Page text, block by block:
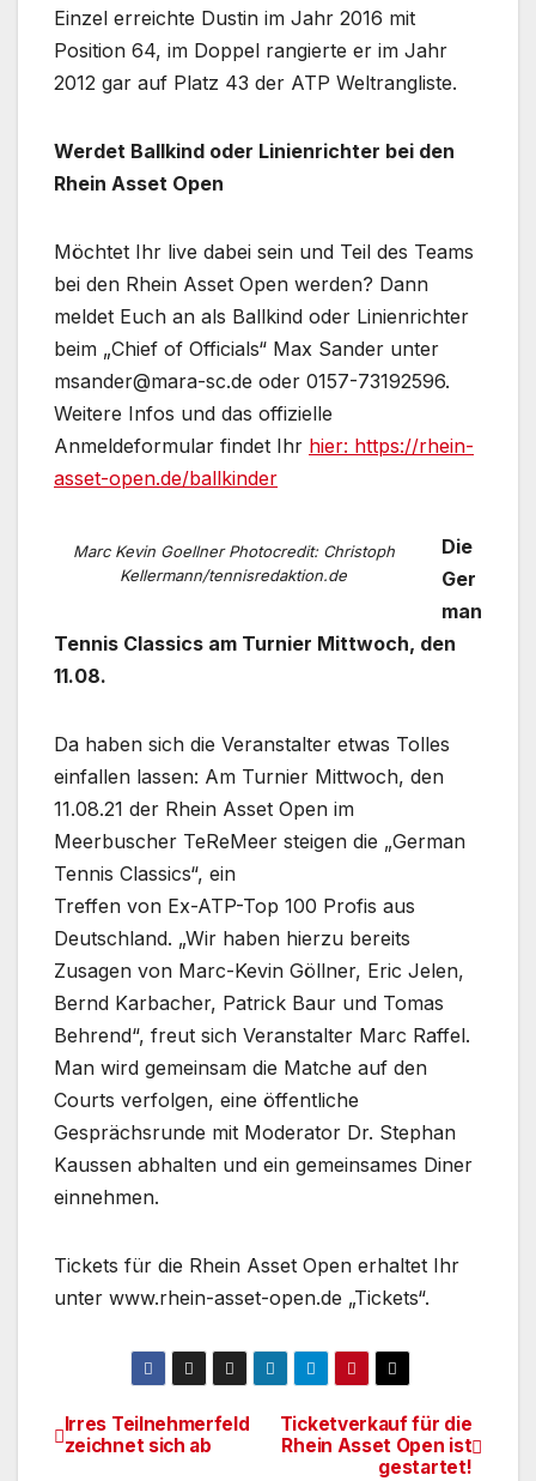
Einzel erreichte Dustin im Jahr 2016 mit
Position 64, im Doppel rangierte er im Jahr
2012 gar auf Platz 43 der ATP Weltrangliste.
Werdet Ballkind oder Linienrichter bei den
Rhein Asset Open
Möchtet Ihr live dabei sein und Teil des Teams
bei den Rhein Asset Open werden? Dann
meldet Euch an als Ballkind oder Linienrichter
beim „Chief of Officials“ Max Sander unter
msander@mara-sc.de oder 0157-73192596.
Weitere Infos und das offizielle
Anmeldeformular findet Ihr hier: https://rhein-
asset-open.de/ballkinder
Marc Kevin Goellner Photocredit: Christoph
Kellermann/tennisredaktion.de
Die
Ger
man
Tennis Classics am Turnier Mittwoch, den
11.08.
Da haben sich die Veranstalter etwas Tolles
einfallen lassen: Am Turnier Mittwoch, den
11.08.21 der Rhein Asset Open im
Meerbuscher TeReMeer steigen die „German
Tennis Classics“, ein
Treffen von Ex-ATP-Top 100 Profis aus
Deutschland. „Wir haben hierzu bereits
Zusagen von Marc-Kevin Göllner, Eric Jelen,
Bernd Karbacher, Patrick Baur und Tomas
Behrend“, freut sich Veranstalter Marc Raffel.
Man wird gemeinsam die Matche auf den
Courts verfolgen, eine öffentliche
Gesprächsrunde mit Moderator Dr. Stephan
Kaussen abhalten und ein gemeinsames Diner
einnehmen.
Tickets für die Rhein Asset Open erhaltet Ihr
unter www.rhein-asset-open.de „Tickets“.
Beitragsnavigation
Ticketverkauf für die
Rhein Asset Open ist
gestartet!
Irres Teilnehmerfeld
zeichnet sich ab